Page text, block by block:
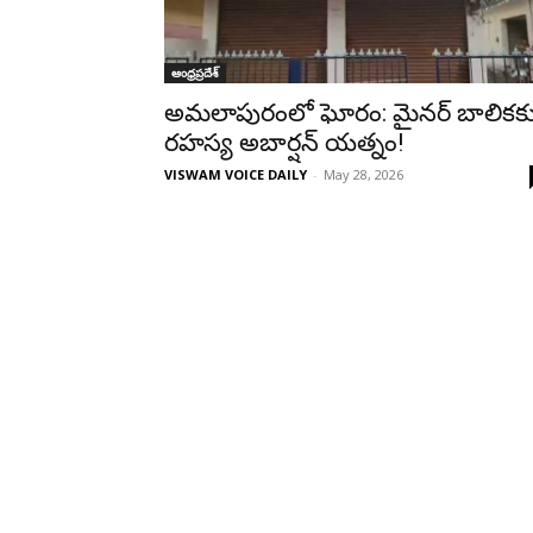
ఆంధ్రప్రదేశ్
అమలాపురంలో ఘోరం: మైనర్
రహస్య అబార్షన్ యత్నం!
VISWAM VOICE DAILY - May 28, 2026